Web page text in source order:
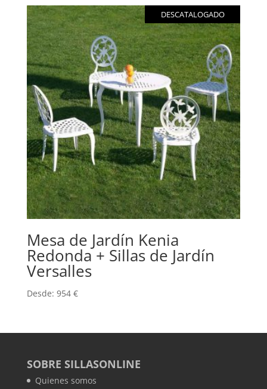
DESCATALOGADO
Mesa de Jardín Kenia
Redonda + Sillas de Jardín
Versalles
Desde: 954 €
SOBRE SILLASONLINE
Quienes somos